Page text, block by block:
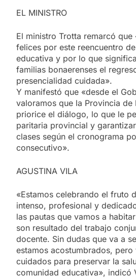
EL MINISTRO
El ministro Trotta remarcó que
felices por este reencuentro
educativa y por lo que
familias bonaerenses el
presencialidad cuidada».
Y manifestó que «desde el
valoramos que la Provincia de
priorice el diálogo, lo que le
paritaria provincial y
clases según el cronograma
consecutivo».
AGUSTINA VILA
«Estamos celebrando el fruto
intenso, profesional y
las pautas que vamos a
son resultado del trabajo
docente. Sin dudas que va a
estamos acostumbrados, pero
cuidados para preservar la
comunidad educativa», indicó